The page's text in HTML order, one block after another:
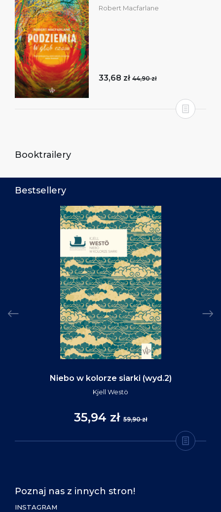
Robert Macfarlane
33,68 zł 44,90 zł
Booktrailery
Bestsellery
Niebo w kolorze siarki (wyd.2)
Kjell Westö
35,94 zł 59,90 zł
Poznaj nas z innych stron!
INSTAGRAM